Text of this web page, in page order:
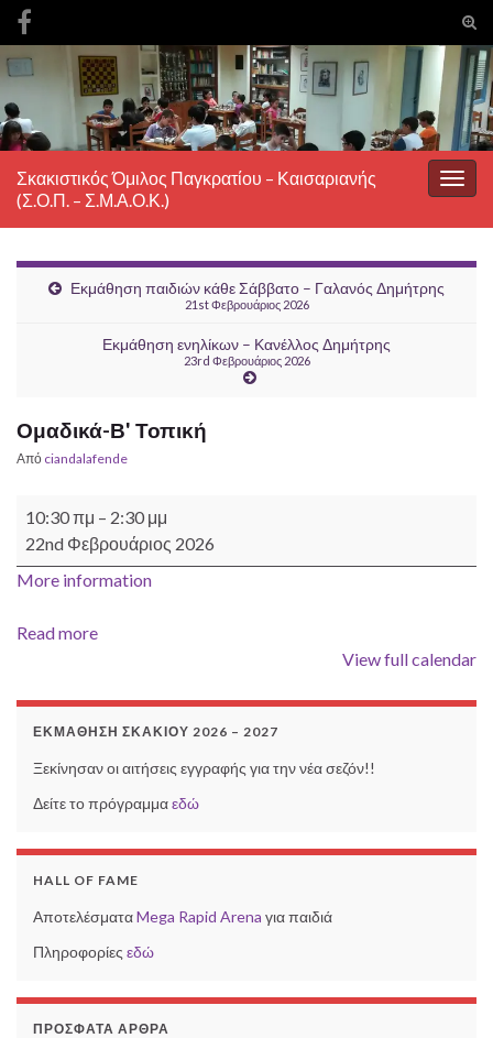
Search for:
Σκακιστικός Όμιλος Παγκρατίου – Καισαριανής
(Σ.Ο.Π. – Σ.Μ.Α.Ο.Κ.)
Εκμάθηση παιδιών κάθε Σάββατο – Γαλανός Δημήτρης
21st Φεβρουάριος 2026
Εκμάθηση ενηλίκων – Κανέλλος Δημήτρης
23rd Φεβρουάριος 2026
Ομαδικά-Β' Τοπική
Από ciandalafende
10:30 πμ – 2:30 μμ
22nd Φεβρουάριος 2026
More information
Read more
View full calendar
ΕΚΜΆΘΗΣΗ ΣΚΑΚΙΟΎ 2026 – 2027
Ξεκίνησαν οι αιτήσεις εγγραφής για την νέα σεζόν!!
Δείτε το πρόγραμμαεδώ
HALL OF FAME
ΑποτελέσματαMega Rapid Arena για παιδιά
Πληροφορίες εδώ
ΠΡΌΣΦΑΤΑ ΆΡΘΡΑ